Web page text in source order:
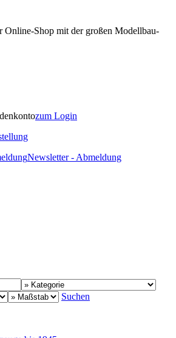
Online-Shop mit der großen Modellbau-
zum Login
Newsletter - Abmeldung
Suchen